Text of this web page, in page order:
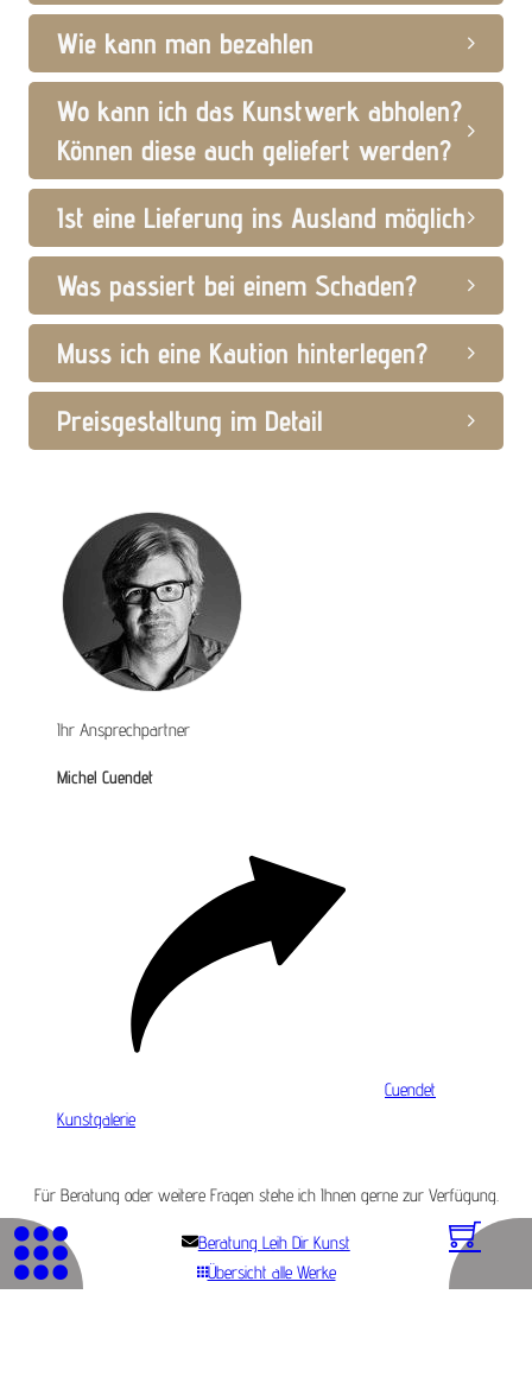
Wie kann man bezahlen
Wo kann ich das Kunstwerk abholen?
Können diese auch geliefert werden?
Ist eine Lieferung ins Ausland möglich
Was passiert bei einem Schaden?
Muss ich eine Kaution hinterlegen?
Preisgestaltung im Detail
Ihr Ansprechpartner
Michel Cuendet
Cuendet
Kunstgalerie
Für Beratung oder weitere Fragen stehe ich Ihnen gerne zur Verfügung.
Beratung Leih Dir Kunst
Übersicht alle Werke